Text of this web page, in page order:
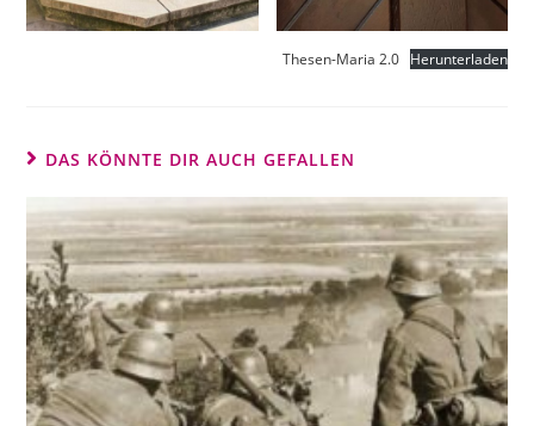
Thesen-Maria 2.0 Herunterladen
DAS KÖNNTE DIR AUCH GEFALLEN